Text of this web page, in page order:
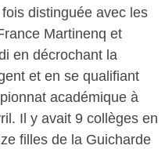
distinguée avec les
Martinenq et
en décrochant la
et en se qualifiant
académique à
Il y avait 9 collèges en
filles de la Guicharde